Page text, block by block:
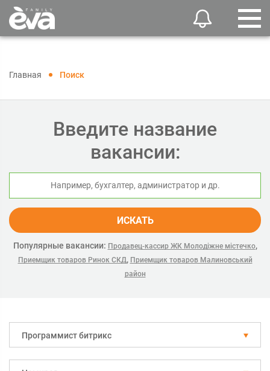
Главная Поиск
Введите название
вакансии:
ИСКАТЬ
Популярные вакансии: Продавец-кассир ЖК Молодіжне містечко,
Приемщик товаров Ринок СКД, Приемщик товаров Малиновський
район
Программист битрикс